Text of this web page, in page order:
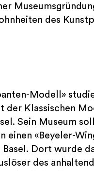
des
Modell»
der Klassischen
Sein Museum
einen «Beyeler-
Dort wurde
des